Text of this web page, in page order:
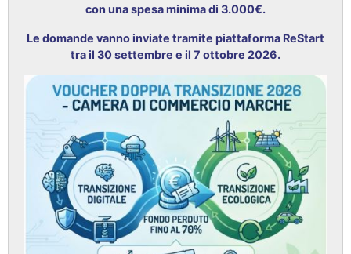
con una spesa minima di 3.000€.
Le domande vanno inviate tramite piattaforma ReStart
tra il 30 settembre e il 7 ottobre 2026.